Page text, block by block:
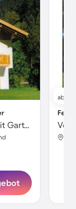
Kinderfreundliches Apartment mit Garten | Bergblick
ab